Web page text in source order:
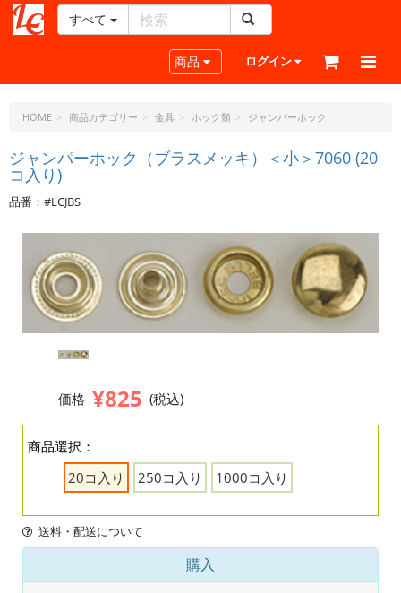
ー
ラ
ト・
ド
ッ
ト・
ジ
すべて
Toggle navigation
商品 ログイン
HOME 商品カテゴリー 金具 ホック類 ジャンパーホック
ジャンパーホック（ブラスメッキ）＜小＞7060 (20
コ入り)
品番：#LCJBS
価格 ¥825 (税込)
商品選択：
20コ入り
250コ入り 1000コ入り
送料・配送について
購入